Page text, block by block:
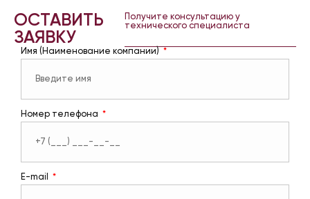
ОСТАВИТЬ
ЗАЯВКУ
Получите консультацию у
технического специалиста
Имя (Наименование компании)
Номер телефона
E-mail